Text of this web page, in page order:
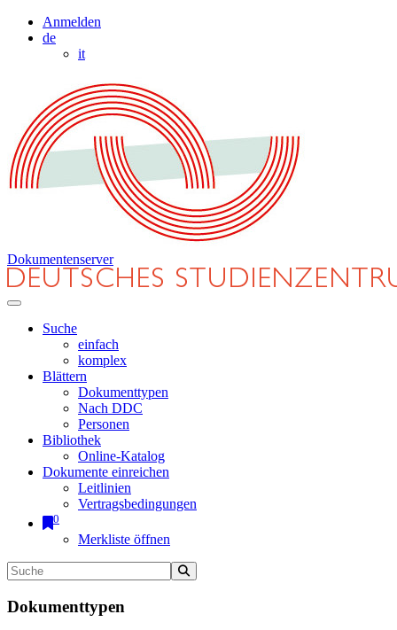
Anmelden
de
it
Dokumentenserver
Suche
einfach
komplex
Blättern
Dokumenttypen
Nach DDC
Personen
Bibliothek
Online-Katalog
Dokumente einreichen
Leitlinien
Vertragsbedingungen
0
Merkliste öffnen
Dokumenttypen